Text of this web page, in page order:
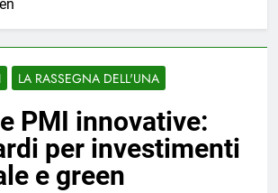
LA RASSEGNA DELL'UNA
PMI innovative:
per investimenti
e green